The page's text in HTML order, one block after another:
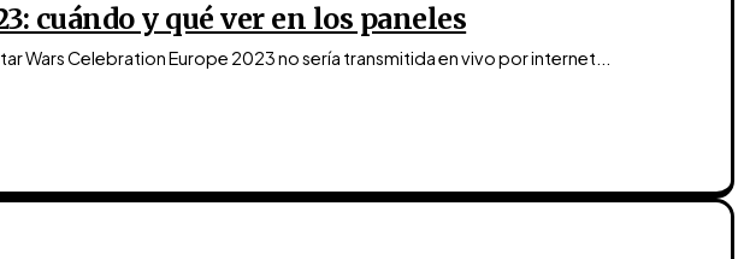
cuándo y qué ver en los paneles
Wars Celebration Europe 2023 no sería transmitida en vivo por internet...